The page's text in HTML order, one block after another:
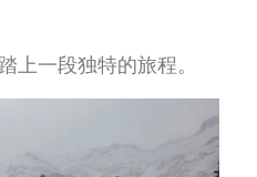
上一段独特的旅程。